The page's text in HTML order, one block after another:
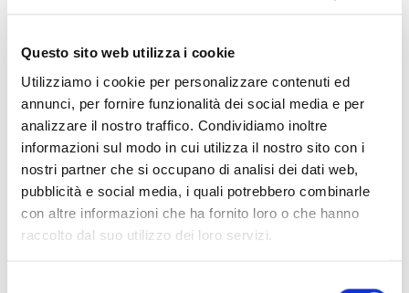
Questo sito web utilizza i cookie
Utilizziamo i cookie per personalizzare contenuti ed
annunci, per fornire funzionalità dei social media e per
analizzare il nostro traffico. Condividiamo inoltre
informazioni sul modo in cui utilizza il nostro sito con i
nostri partner che si occupano di analisi dei dati web,
pubblicità e social media, i quali potrebbero combinarle
con altre informazioni che ha fornito loro o che hanno
raccolto dal suo utilizzo dei loro servizi.
Bauern-Polka op. 276 Die Fledermaus Ouverture
Feuerfest! op. 269 Johann Strauss Jr
Vergnügungszug-Polka…
Leggi tutto